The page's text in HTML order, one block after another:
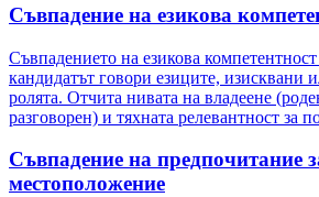
Съвпадение на езикова
Съвпадението на езикова
кандидатът говори езиците, изисквани
ролята. Отчита нивата на владеене
разговорен) и тяхната релевантност за
Съвпадение на предпочитание
местоположение